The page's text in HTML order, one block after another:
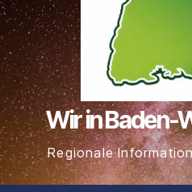
Wir in
Regionale